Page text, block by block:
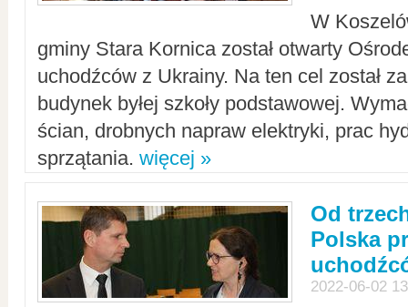
W
gminy Stara Kornica został otwarty
uchodźców z Ukrainy. Na ten cel został
budynek byłej szkoły podstawowej.
ścian, drobnych napraw elektryki, prac
sprzątania. więcej »
Od
Polska
2022-06-02